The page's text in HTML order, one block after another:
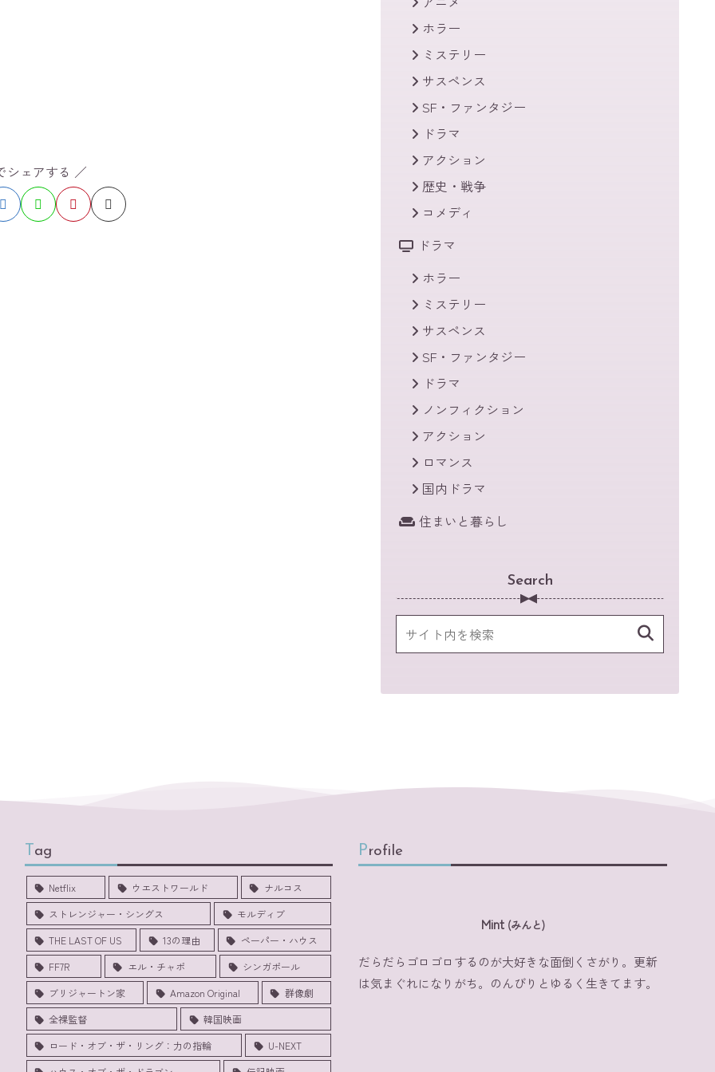
シェアする ／
ホラー
ミステリー
サスペンス
SF・ファンタジー
ドラマ
アクション
歴史・戦争
コメディ
ドラマ
ホラー
ミステリー
サスペンス
SF・ファンタジー
ドラマ
ノンフィクション
アクション
ロマンス
国内ドラマ
住まいと暮らし
Search
Tag
Netflix ウエストワールド
ナルコス
ストレンジャー・シングス
モルディブ
THE LAST OF US
13の理由
ペーパー・ハウス
FF7R
エル・チャポ
シンガポール
ブリジャートン家
Amazon Original
群像劇
全裸監督
韓国映画
ロード・オブ・ザ・リング：力の指輪
U-NEXT
Profile
Mint (みんと)
だらだらゴロゴロするのが大好きな面倒くさがり。更新
は気まぐれになりがち。のんびりとゆるく生きてます。